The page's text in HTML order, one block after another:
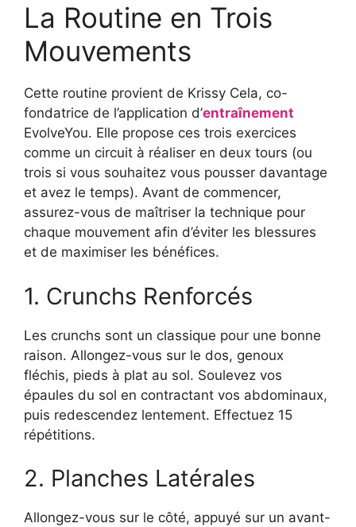
La Routine en Trois
Mouvements
Cette routine provient de Krissy Cela, co-
fondatrice de l’application d’entraînement
EvolveYou. Elle propose ces trois exercices
comme un circuit à réaliser en deux tours (ou
trois si vous souhaitez vous pousser davantage
et avez le temps). Avant de commencer,
assurez-vous de maîtriser la technique pour
chaque mouvement afin d’éviter les blessures
et de maximiser les bénéfices.
1. Crunchs Renforcés
Les crunchs sont un classique pour une bonne
raison. Allongez-vous sur le dos, genoux
fléchis, pieds à plat au sol. Soulevez vos
épaules du sol en contractant vos abdominaux,
puis redescendez lentement. Effectuez 15
répétitions.
2. Planches Latérales
Allongez-vous sur le côté, appuyé sur un avant-